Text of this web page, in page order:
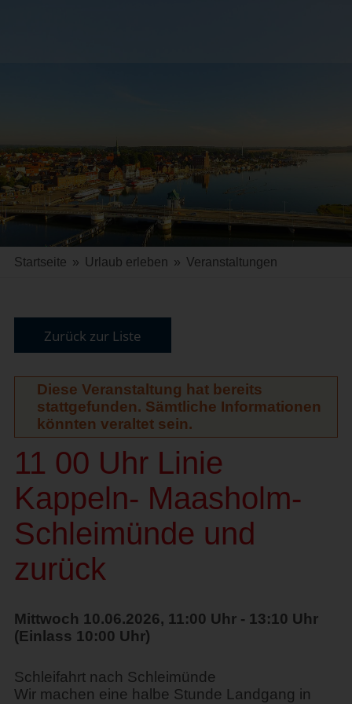
Startseite » Urlaub erleben » Veranstaltungen
Zurück zur Liste
Diese Veranstaltung hat bereits
stattgefunden. Sämtliche Informationen
könnten veraltet sein.
11 00 Uhr Linie
Kappeln- Maasholm-
Schleimünde und
zurück
Mittwoch 10.06.2026, 11:00 Uhr - 13:10 Uhr
(Einlass 10:00 Uhr)
Schleifahrt nach Schleimünde
Wir machen eine halbe Stunde Landgang in